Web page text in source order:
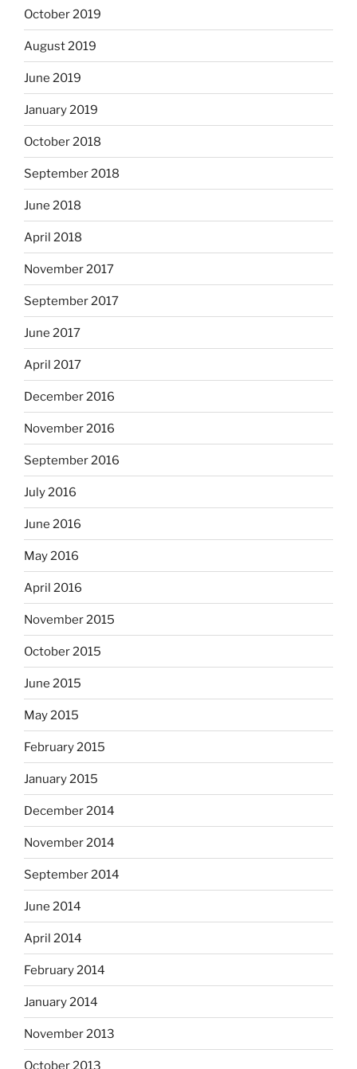
October 2019
August 2019
June 2019
January 2019
October 2018
September 2018
June 2018
April 2018
November 2017
September 2017
June 2017
April 2017
December 2016
November 2016
September 2016
July 2016
June 2016
May 2016
April 2016
November 2015
October 2015
June 2015
May 2015
February 2015
January 2015
December 2014
November 2014
September 2014
June 2014
April 2014
February 2014
January 2014
November 2013
October 2013